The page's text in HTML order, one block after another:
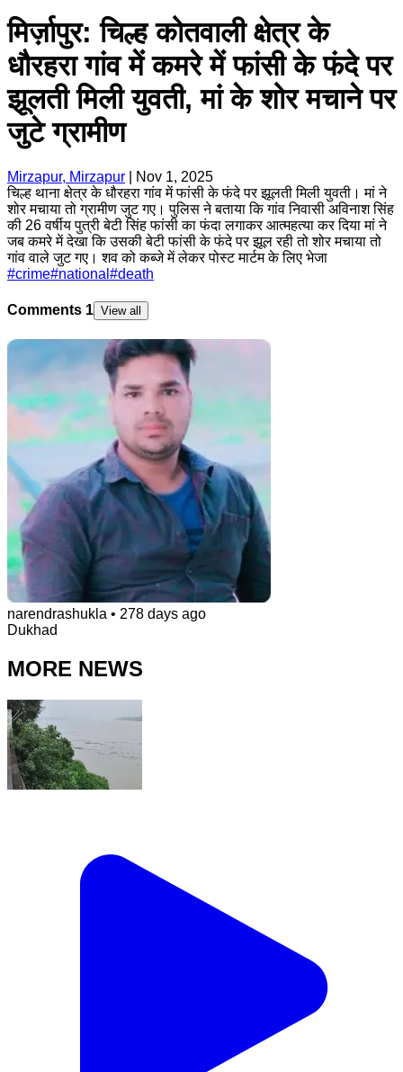
मिर्ज़ापुर: चिल्ह कोतवाली क्षेत्र के
धौरहरा गांव में कमरे में फांसी के फंदे पर
झूलती मिली युवती, मां के शोर मचाने पर
जुटे ग्रामीण
Mirzapur, Mirzapur
Nov 1, 2025
चिल्ह थाना क्षेत्र के धौरहरा गांव में फांसी के फंदे पर झूलती मिली युवती। मां ने
शोर मचाया तो ग्रामीण जुट गए। पुलिस ने बताया कि गांव निवासी अविनाश सिंह
की 26 वर्षीय पुत्री बेटी सिंह फांसी का फंदा लगाकर आत्महत्या कर दिया मां ने
जब कमरे में देखा कि उसकी बेटी फांसी के फंदे पर झूल रही तो शोर मचाया तो
गांव वाले जुट गए। शव को कब्जे में लेकर पोस्ट मार्टम के लिए भेजा
#crime#national #death
Comments 1 View all
narendrashukla • 278 days ago
Dukhad
MORE NEWS